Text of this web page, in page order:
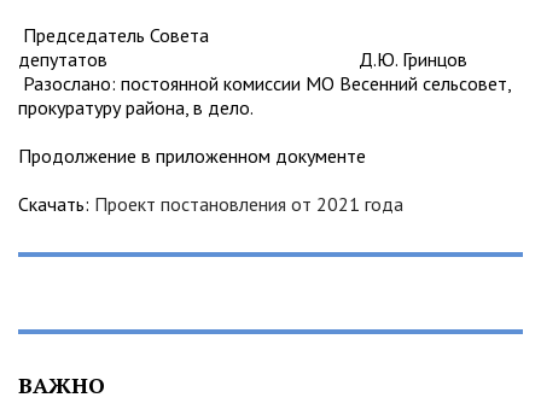
Председатель Совета
депутатов Д.Ю. Гринцов
Разослано: постоянной комиссии МО Весенний сельсовет,
прокуратуру района, в дело.
Продолжение в приложенном документе
Скачать: Проект постановления от 2021 года
ВАЖНО